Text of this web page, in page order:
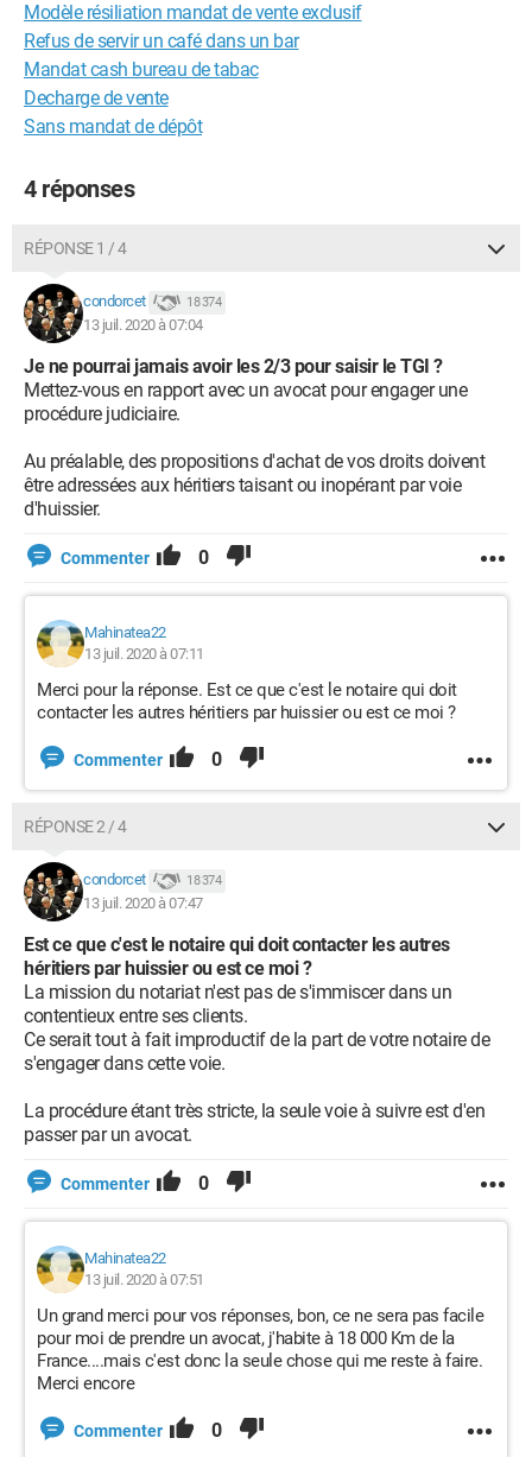
Modèle résiliation mandat de vente exclusif
Refus de servir un café dans un bar
Mandat cash bureau de tabac
Decharge de vente
Sans mandat de dépôt
4 réponses
RÉPONSE 1 / 4
condorcet 18 374
13 juil. 2020 à 07:04
Je ne pourrai jamais avoir les 2/3 pour saisir le TGI ?
Mettez-vous en rapport avec un avocat pour engager une
procédure judiciaire.
Au préalable, des propositions d'achat de vos droits doivent
être adressées aux héritiers taisant ou inopérant par voie
d'huissier.
Commenter 0
Mahinatea22
13 juil. 2020 à 07:11
Merci pour la réponse. Est ce que c'est le notaire qui doit
contacter les autres héritiers par huissier ou est ce moi ?
Commenter 0
RÉPONSE 2 / 4
condorcet 18 374
13 juil. 2020 à 07:47
Est ce que c'est le notaire qui doit contacter les autres
héritiers par huissier ou est ce moi ?
La mission du notariat n'est pas de s'immiscer dans un
contentieux entre ses clients.
Ce serait tout à fait improductif de la part de votre notaire de
s'engager dans cette voie.
La procédure étant très stricte, la seule voie à suivre est d'en
passer par un avocat.
Commenter 0
Mahinatea22
13 juil. 2020 à 07:51
Un grand merci pour vos réponses, bon, ce ne sera pas facile
pour moi de prendre un avocat, j'habite à 18 000 Km de la
France....mais c'est donc la seule chose qui me reste à faire.
Merci encore
Commenter 0